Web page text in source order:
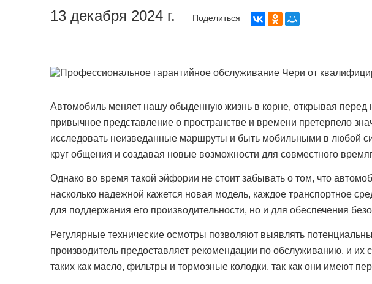
13 декабря 2024 г. Поделиться
Автомобиль меняет нашу обыденную жизнь в корне, открывая перед
привычное представление о пространстве и времени претерпело
исследовать неизведанные маршруты и быть мобильными в любой
круг общения и создавая новые возможности для совместного
Однако во время такой эйфории не стоит забывать о том, что
насколько надежной кажется новая модель, каждое транспортное
для поддержания его производительности, но и для обеспечения
Регулярные технические осмотры позволяют выявлять
производитель предоставляет рекомендации по обслуживанию, и
таких как масло, фильтры и тормозные колодки, так как они имеют